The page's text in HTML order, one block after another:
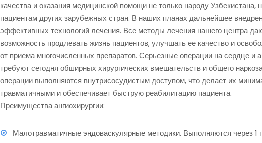
качества и оказания медицинской помощи не только народу Узбекистана,
пациентам других зарубежных стран. В наших планах дальнейшее
эффективных технологий лечения. Все методы лечения нашего центра
возможность продлевать жизнь пациентов, улучшать ее качество и
от приема многочисленных препаратов. Серьезные операции на сердце и
требуют сегодня обширных хирургических вмешательств и общего
операции выполняются внутрисосудистым доступом, что делает их
травматичными и обеспечивает быструю реабилитацию пациента.
Преимущества ангиохирургии:
Малотравматичные эндоваскулярные методики. Выполняются через 1